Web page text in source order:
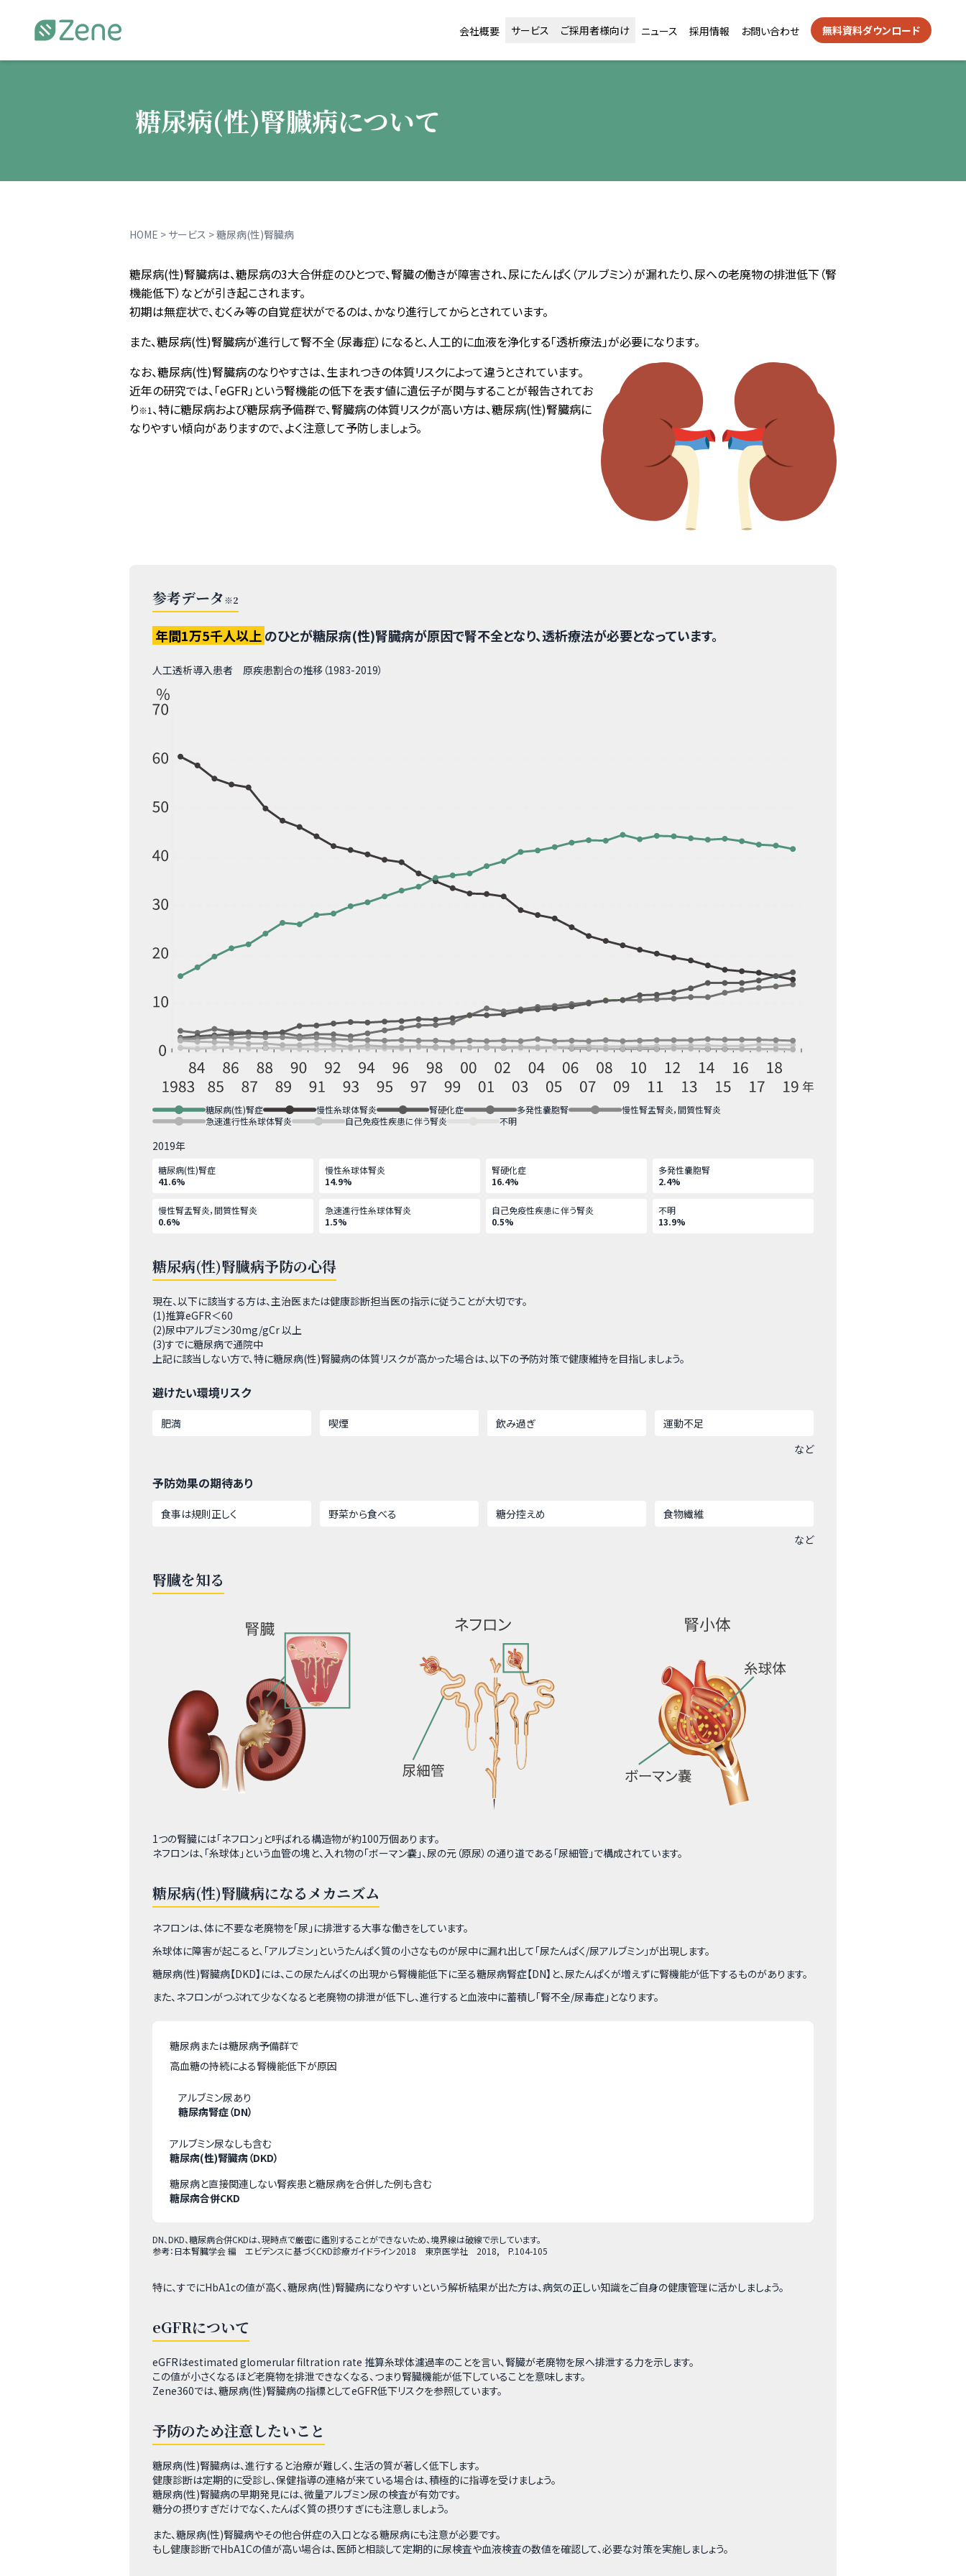
Zene
会社概要 サービス ご採用者様向け ニュース 採用情報 お問い合わせ 無料資料ダウンロード
糖尿病(性)腎臓病について
HOME > サービス >糖尿病(性)腎臓病
糖尿病(性)腎臓病は、糖尿病の3大合併症のひとつで、腎臓の働きが障害され、尿にたんぱく（アルブミン）が漏れたり、尿への老廃物の排泄低下（腎
機能低下）などが引き起こされます。
初期は無症状で、むくみ等の自覚症状がでるのは、かなり進行してからとされています。
また、糖尿病(性)腎臓病が進行して腎不全（尿毒症）になると、人工的に血液を浄化する「透析療法」が必要になります。
なお、糖尿病(性)腎臓病のなりやすさは、生まれつきの体質リスクによって違うとされています。
近年の研究では、「eGFR」という腎機能の低下を表す値に遺伝子が関与することが報告されてお
り※1 、特に糖尿病および糖尿病予備群で、腎臓病の体質リスクが高い方は、糖尿病(性)腎臓病に
なりやすい傾向がありますので、よく注意して予防しましょう。
参考データ※2
年間1万5千人以上のひとが糖尿病(性)腎臓病が原因で腎不全となり、透析療法が必要となっています。
人工透析導入患者 原疾患割合の推移（1983-2019）
糖尿病(性)腎症 慢性糸球体腎炎 腎硬化症 多発性嚢胞腎
慢性腎盂腎炎，間質性腎炎
急速進行性糸球体腎炎
自己免疫性疾患に伴う腎炎 不明
2019年
糖尿病(性)腎症
41.6%
慢性糸球体腎炎
14.9%
腎硬化症
16.4%
多発性嚢胞腎
2.4%
慢性腎盂腎炎，間質性腎炎
0.6%
急速進行性糸球体腎炎
1.5%
自己免疫性疾患に伴う腎炎
0.5%
不明
13.9%
糖尿病(性)腎臓病予防の心得
現在、以下に該当する方は、主治医または健康診断担当医の指示に従うことが大切です。
(1)推算eGFR＜60
(2)尿中アルブミン30mg/gCr 以上
(3)すでに糖尿病で通院中
上記に該当しない方で、特に糖尿病(性)腎臓病の体質リスクが高かった場合は、以下の予防対策で健康維持を目指しましょう。
避けたい環境リスク
肥満 喫煙 飲み過ぎ
運動不足
など
予防効果の期待あり
食事は規則正しく 野菜から食べる 糖分控えめ
食物繊維
など
腎臓を知る
1つの腎臓には「ネフロン」と呼ばれる構造物が約100万個あります。
ネフロンは、「糸球体」という血管の塊と、入れ物の「ボーマン嚢」、尿の元（原尿）の通り道である「尿細管」で構成されています。
糖尿病(性)腎臓病になるメカニズム
ネフロンは、体に不要な老廃物を「尿」に排泄する大事な働きをしています。
糸球体に障害が起こると、「アルブミン」というたんぱく質の小さなものが尿中に漏れ出して「尿たんぱく/尿アルブミン」が出現します。
糖尿病(性)腎臓病【DKD】には、この尿たんぱくの出現から腎機能低下に至る糖尿病腎症【DN】と、尿たんぱくが増えずに腎機能が低下するものがあります。
また、ネフロンがつぶれて少なくなると老廃物の排泄が低下し、進行すると血液中に蓄積し「腎不全/尿毒症」となります。
糖尿病または糖尿病予備群で
高血糖の持続による腎機能低下が原因
アルブミン尿あり
糖尿病腎症（DN）
アルブミン尿なしも含む
糖尿病(性)腎臓病（DKD）
糖尿病と直接関連しない腎疾患と糖尿病を合併した例も含む
糖尿病合併CKD
DN、DKD、糖尿病合併CKDは、現時点で厳密に鑑別することができないため、境界線は破線で示しています。
参考：日本腎臓学会 編 エビデンスに基づくCKD診療ガイドライン2018 東京医学社 2018, P.104-105
特に、すでにHbA1cの値が高く、糖尿病(性)腎臓病になりやすいという解析結果が出た方は、病気の正しい知識をご自身の健康管理に活かしましょう。
eGFRについて
eGFRはestimated glomerular filtration rate 推算糸球体濾過率のことを言い、腎臓が老廃物を尿へ排泄する力を示します。
この値が小さくなるほど老廃物を排泄できなくなる、つまり腎臓機能が低下していることを意味します。
Zene360では、糖尿病(性)腎臓病の指標としてeGFR低下リスクを参照しています。
予防のため注意したいこと
糖尿病(性)腎臓病は、進行すると治療が難しく、生活の質が著しく低下します。
健康診断は定期的に受診し、保健指導の連絡が来ている場合は、積極的に指導を受けましょう。
糖尿病(性)腎臓病の早期発見には、微量アルブミン尿の検査が有効です。
糖分の摂りすぎだけでなく、たんぱく質の摂りすぎにも注意しましょう。
また、糖尿病(性)腎臓病やその他合併症の入口となる糖尿病にも注意が必要です。
もし健康診断でHbA1Cの値が高い場合は、医師と相談して定期的に尿検査や血液検査の数値を確認して、必要な対策を実施しましょう。